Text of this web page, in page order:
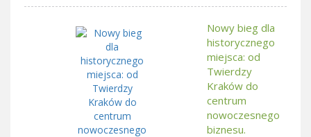
Nowy bieg dla
historycznego
miejsca: od
Twierdzy
Kraków do
centrum
nowoczesnego
biznesu.